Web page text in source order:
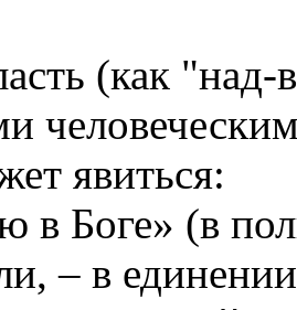
(как
явиться:
в Боге» (в
– в